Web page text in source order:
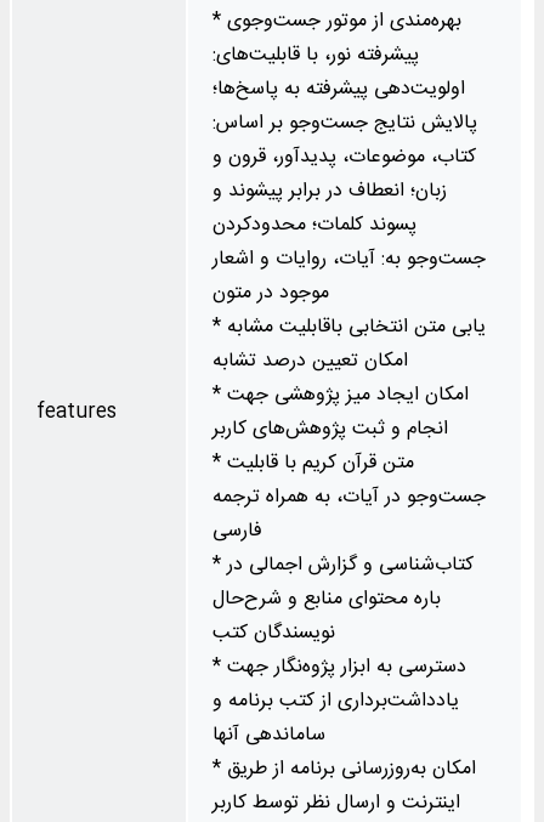
features
* بهره‌مندی از موتور جست‌وجوی
پیشرفته نور، با قابلیت‌های:
اولویت‌دهی پیشرفته به پاسخ‌ها؛
پالایش نتایج جست‌وجو بر اساس:
کتاب، موضوعات، پدیدآور، قرون و
زبان؛ انعطاف در برابر پیشوند و
پسوند کلمات؛ محدودکردن
جست‌وجو به: آیات، روایات و اشعار
موجود در متون
* قابلیت مشابه‌‎یابی متن انتخابی با
امکان تعیین درصد تشابه
* امکان ایجاد میز پژوهشی جهت
انجام و ثبت پژوهش‌های کاربر
* متن قرآن کریم با قابلیت
جست‌وجو در آیات، به همراه ترجمه
فارسی
* کتاب‌شناسی و گزارش اجمالی در
باره محتوای منابع و شرح‌حال
نویسندگان کتب
* دسترسی به ابزار پژوه‌نگار جهت
یادداشت‌برداری از کتب برنامه و
ساماندهی آنها
* امکان به‌روزرسانی برنامه از طریق
اینترنت و ارسال نظر توسط کاربر